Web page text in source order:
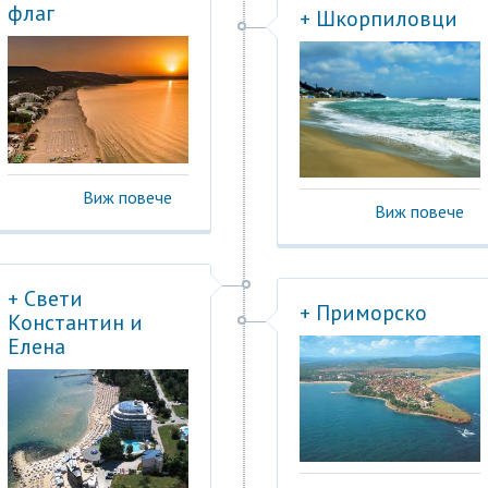
флаг
Виж повече
+ Шкорпиловци
Виж повече
+ Свети
Константин и
Елена
+ Приморско